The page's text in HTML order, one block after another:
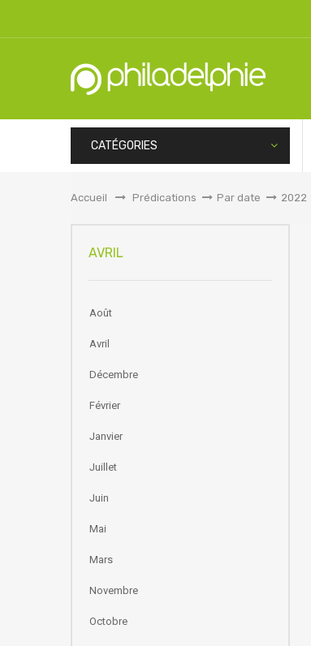
CATÉGORIES
Accueil &gt;Prédications > Par date > 2022
AVRIL
Août
Avril
Décembre
Février
Janvier
Juillet
Juin
Mai
Mars
Novembre
Octobre